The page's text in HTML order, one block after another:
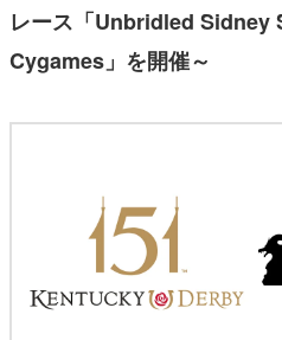
レース「Unbridled
Cygames」を開催～